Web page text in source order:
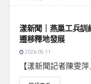
漾新聞｜燕巢工兵訓
遷移釋地發展
2026-05-11
【漾新聞記者陳雯